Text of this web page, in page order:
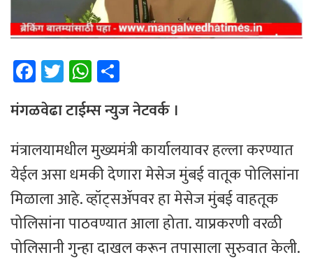
Fa
ce
b
o
ok
T
wi
tt
er
W
h
at
sA
p
p
ar
e
मंगळवेढा टाईम्स न्युज नेटवर्क ।
मंत्रालयामधील मुख्यमंत्री कार्यालयावर हल्ला करण्यात
येईल असा धमकी देणारा मेसेज मुंबई वातूक पोलिसांना
मिळाला आहे. व्हॉट्सॲपवर हा मेसेज मुंबई वाहतूक
पोलिसांना पाठवण्यात आला होता. याप्रकरणी वरळी
पोलिसानी गुन्हा दाखल करून तपासाला सुरुवात केली.